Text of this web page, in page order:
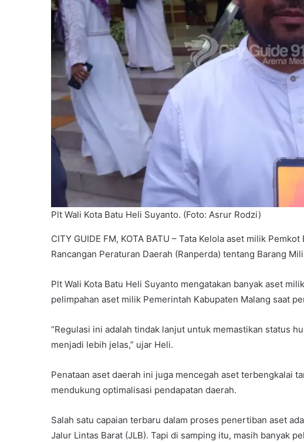
Plt Wali Kota Batu Heli Suyanto. (Foto: Asrur Rodzi)
CITY GUIDE FM, KOTA BATU – Tata Kelola aset milik
Rancangan Peraturan Daerah (Ranperda) tentang Barang
Plt Wali Kota Batu Heli Suyanto mengatakan banyak aset
pelimpahan aset milik Pemerintah Kabupaten Malang saat
“Regulasi ini adalah tindak lanjut untuk memastikan status
menjadi lebih jelas,” ujar Heli.
Penataan aset daerah ini juga mencegah aset terbengkalai
mendukung optimalisasi pendapatan daerah.
Salah satu capaian terbaru dalam proses penertiban aset
Jalur Lintas Barat (JLB). Tapi di samping itu, masih banyak